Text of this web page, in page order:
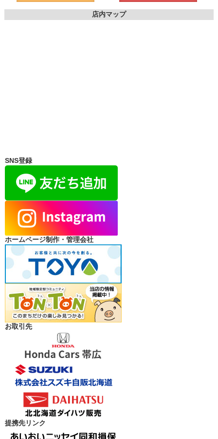
店内マップ
SNS登録
ホームページ制作・管理会社
お取引先
提携先リンク